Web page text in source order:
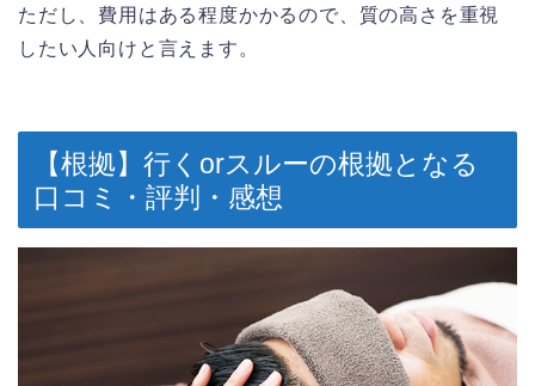
ただし、費用はある程度かかるので、質の高さを重視
したい人向けと言えます。
【根拠】行くorスルーの根拠となる
口コミ・評判・感想